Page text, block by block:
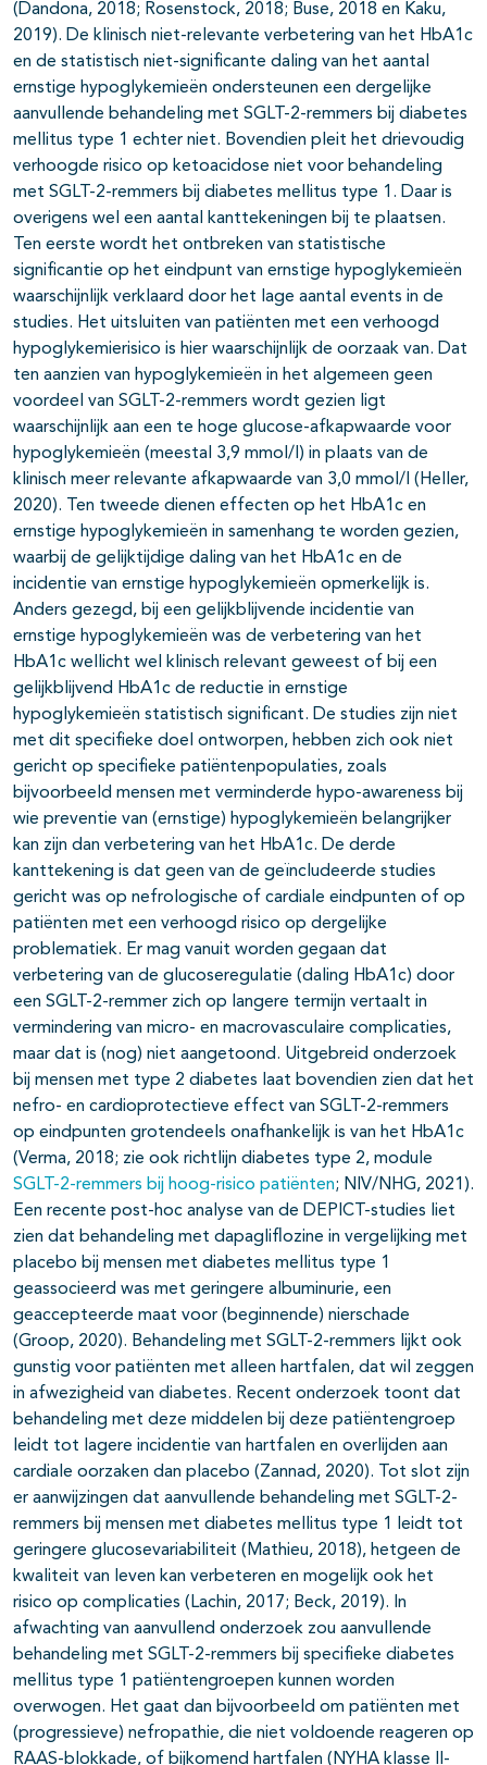
(Dandona, 2018; Rosenstock, 2018; Buse, 2018 en Kaku,
2019). De klinisch niet-relevante verbetering van het HbA1c
en de statistisch niet-significante daling van het aantal
ernstige hypoglykemieën ondersteunen een dergelijke
aanvullende behandeling met SGLT-2-remmers bij diabetes
mellitus type 1 echter niet. Bovendien pleit het drievoudig
verhoogde risico op ketoacidose niet voor behandeling
met SGLT-2-remmers bij diabetes mellitus type 1. Daar is
overigens wel een aantal kanttekeningen bij te plaatsen.
Ten eerste wordt het ontbreken van statistische
significantie op het eindpunt van ernstige hypoglykemieën
waarschijnlijk verklaard door het lage aantal events in de
studies. Het uitsluiten van patiënten met een verhoogd
hypoglykemierisico is hier waarschijnlijk de oorzaak van. Dat
ten aanzien van hypoglykemieën in het algemeen geen
voordeel van SGLT-2-remmers wordt gezien ligt
waarschijnlijk aan een te hoge glucose-afkapwaarde voor
hypoglykemieën (meestal 3,9 mmol/l) in plaats van de
klinisch meer relevante afkapwaarde van 3,0 mmol/l (Heller,
2020). Ten tweede dienen effecten op het HbA1c en
ernstige hypoglykemieën in samenhang te worden gezien,
waarbij de gelijktijdige daling van het HbA1c en de
incidentie van ernstige hypoglykemieën opmerkelijk is.
Anders gezegd, bij een gelijkblijvende incidentie van
ernstige hypoglykemieën was de verbetering van het
HbA1c wellicht wel klinisch relevant geweest of bij een
gelijkblijvend HbA1c de reductie in ernstige
hypoglykemieën statistisch significant. De studies zijn niet
met dit specifieke doel ontworpen, hebben zich ook niet
gericht op specifieke patiëntenpopulaties, zoals
bijvoorbeeld mensen met verminderde hypo-awareness bij
wie preventie van (ernstige) hypoglykemieën belangrijker
kan zijn dan verbetering van het HbA1c. De derde
kanttekening is dat geen van de geïncludeerde studies
gericht was op nefrologische of cardiale eindpunten of op
patiënten met een verhoogd risico op dergelijke
problematiek. Er mag vanuit worden gegaan dat
verbetering van de glucoseregulatie (daling HbA1c) door
een SGLT-2-remmer zich op langere termijn vertaalt in
vermindering van micro- en macrovasculaire complicaties,
maar dat is (nog) niet aangetoond. Uitgebreid onderzoek
bij mensen met type 2 diabetes laat bovendien zien dat het
nefro- en cardioprotectieve effect van SGLT-2-remmers
op eindpunten grotendeels onafhankelijk is van het HbA1c
(Verma, 2018; zie ook richtlijn diabetes type 2, module
SGLT-2-remmers bij hoog-risico patiënten; NIV/NHG, 2021).
Een recente post-hoc analyse van de DEPICT-studies liet
zien dat behandeling met dapagliflozine in vergelijking met
placebo bij mensen met diabetes mellitus type 1
geassocieerd was met geringere albuminurie, een
geaccepteerde maat voor (beginnende) nierschade
(Groop, 2020). Behandeling met SGLT-2-remmers lijkt ook
gunstig voor patiënten met alleen hartfalen, dat wil zeggen
in afwezigheid van diabetes. Recent onderzoek toont dat
behandeling met deze middelen bij deze patiëntengroep
leidt tot lagere incidentie van hartfalen en overlijden aan
cardiale oorzaken dan placebo (Zannad, 2020). Tot slot zijn
er aanwijzingen dat aanvullende behandeling met SGLT-2-
remmers bij mensen met diabetes mellitus type 1 leidt tot
geringere glucosevariabiliteit (Mathieu, 2018), hetgeen de
kwaliteit van leven kan verbeteren en mogelijk ook het
risico op complicaties (Lachin, 2017; Beck, 2019). In
afwachting van aanvullend onderzoek zou aanvullende
behandeling met SGLT-2-remmers bij specifieke diabetes
mellitus type 1 patiëntengroepen kunnen worden
overwogen. Het gaat dan bijvoorbeeld om patiënten met
(progressieve) nefropathie, die niet voldoende reageren op
RAAS-blokkade, of bijkomend hartfalen (NYHA klasse II-